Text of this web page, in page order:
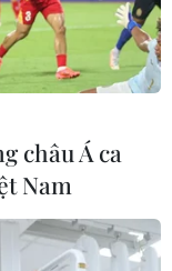
châu Á ca
Nam